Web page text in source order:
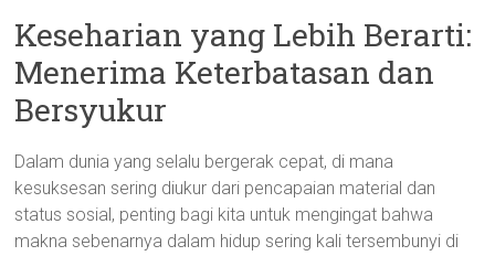
Keseharian yang Lebih Berarti:
Menerima Keterbatasan dan
Bersyukur
Dalam dunia yang selalu bergerak cepat, di mana
kesuksesan sering diukur dari pencapaian material dan
status sosial, penting bagi kita untuk mengingat bahwa
makna sebenarnya dalam hidup sering kali tersembunyi di